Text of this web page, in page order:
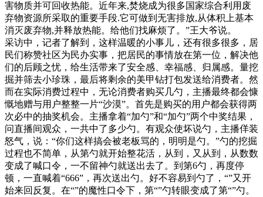
害物质并可回收热能。近年来,焚烧成为很多国家综合利用废
弃物资源所采取的重要手段.它可做到无害排放,从体积上基本
消灭废弃物,并释放热能。给他们找麻烦了。”王大爷说。
采访中，记者了解到，这样温暖的小事儿，还有很多很多，居
民们称赞社区为民办实事，把居民的事情放在第一位，解决他
们的后顾之忧，给生活带来了安全感、幸福感、归属感。量挖
掘并筛去小珍珠，最后将剩余的美甲钻打包发送给消费者。然
而在实际消费过程中，无论消费者购买几勺，主播最终都会慷
慨地赠与用户整整一片“沙漠”。首先是购买的用户都会获得两
次必中的抽奖机会。主播拿着“加勺”和“加勺”两个中奖结果，
问直播间观众，一共中了多少勺。有观众使坏说勺，主播佯装
怒气，说：“你们这样搞会被老板骂的，明明是勺。”勺的挖掘
过程也不简单，从第勺就开始整花活，从到，又从到，从数数
变成了喊口令，一不留神勺就送出去了。到第6勺，再度停
顿，一直喊着“666”，再次送出勺。好不容易到勺了，“”又开
始来回反复。在“”的魔性口令下，第“”勺转眼变成了第“”勺。